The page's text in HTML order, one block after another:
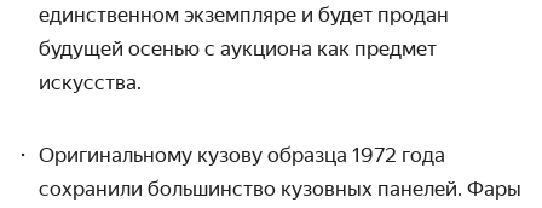
единственном экземпляре и будет продан
будущей осенью с аукциона как предмет
искусства.
Оригинальному кузову образца 1972 года
сохранили большинство кузовных панелей. Фары